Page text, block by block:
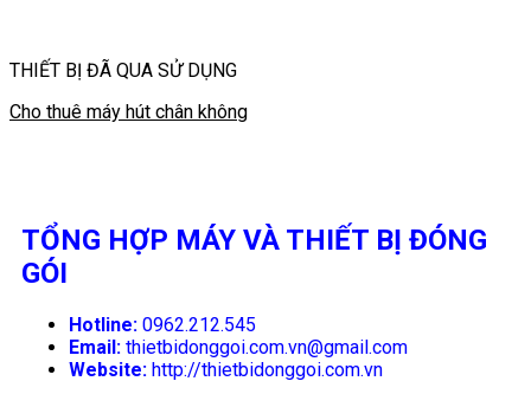
THIẾT BỊ ĐÃ QUA SỬ DỤNG
Cho thuê máy hút chân không
TỔNG HỢP MÁY VÀ THIẾT BỊ ĐÓNG
GÓI
Hotline: 0962.212.545
Email: thietbidonggoi.com.vn@gmail.com
Website: http://thietbidonggoi.com.vn